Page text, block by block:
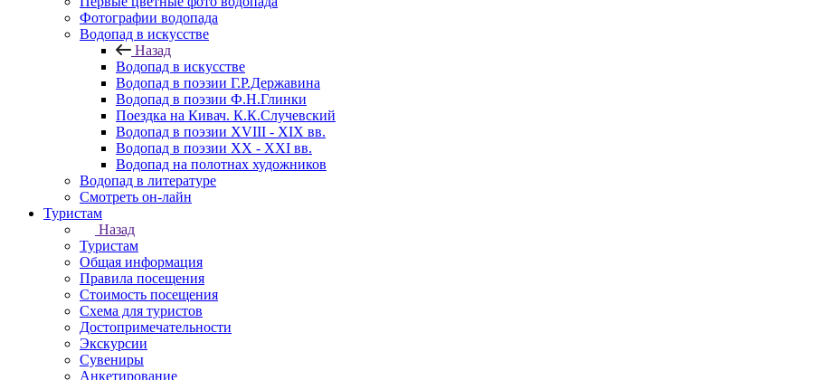
Фотографии водопада
Водопад в искусстве
Назад
Водопад в искусстве
Водопад в поэзии Г.Р.Державина
Водопад в поэзии Ф.Н.Глинки
Поездка на Кивач. К.К.Случевский
Водопад в поэзии XVIII - XIX вв.
Водопад в поэзии XX - XXI вв.
Водопад на полотнах художников
Водопад в литературе
Смотреть он-лайн
Туристам
Назад
Туристам
Общая информация
Правила посещения
Стоимость посещения
Схема для туристов
Достопримечательности
Экскурсии
Сувениры
Анкетирование